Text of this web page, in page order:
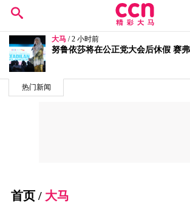
热门新闻
大马 / 5 小时前
质疑选区拨款变成公正党区部基金
首页 / 大马